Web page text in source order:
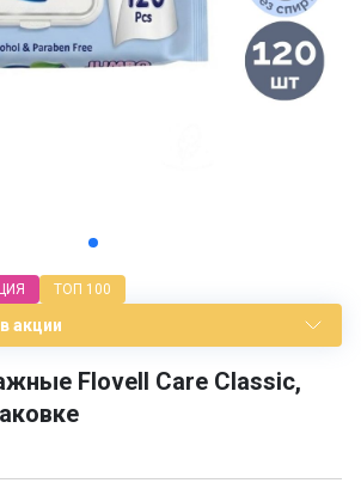
ТОП 100
акции
Flovell Care Classic,